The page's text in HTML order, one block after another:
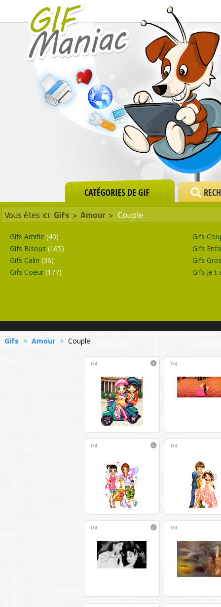
Vous êtes ici: Gifs > Amour > Couple
Gifs Amitie (40)
Gifs Bisous (165)
Gifs Calin (36)
Gifs Coeur (177)
Gifs
Gifs
Gifs
Gifs Je
Gifs > Amour > Couple
Gif Gif
Gif Gif
Gif Gif